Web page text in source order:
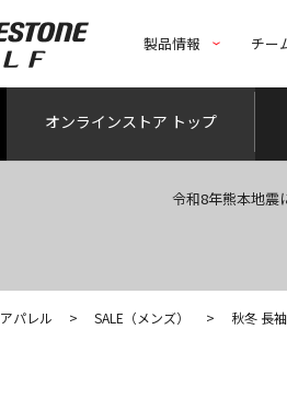
製品情報 チー
オンラインストア トップ
令和8年熊本地震
アパレル > SALE（メンズ） > 秋冬 長